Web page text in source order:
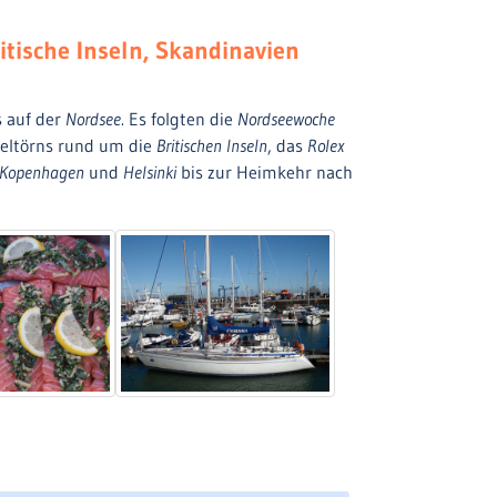
Inseln, Skandinavien
der Nordsee. Es folgten die Nordseewoche
rund um die Britischen Inseln, das Rolex
und Helsinkibis zur Heimkehr nach